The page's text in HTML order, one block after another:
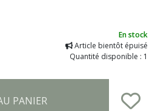
En stock
Article bientôt épuisé
Quantité disponible : 1
PANIER